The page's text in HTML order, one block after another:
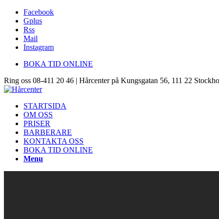
Facebook
Gplus
Rss
Mail
Instagram
BOKA TID ONLINE
Ring oss 08-411 20 46 | Hårcenter på Kungsgatan 56, 111 22
STARTSIDA
OM OSS
PRISER
BARBERARE
KONTAKTA OSS
BOKA TID ONLINE
Menu